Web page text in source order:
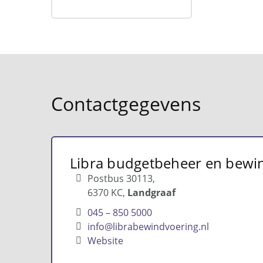
Contactgegevens
Libra budgetbeheer en
Postbus 30113,
6370 KC Landgraaf
045 – 850 5000
info@librabewindvoering.nl
Website